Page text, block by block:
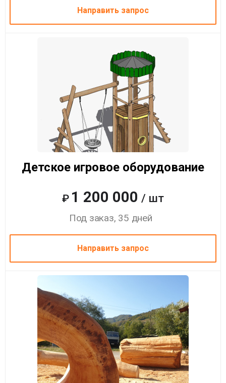
Направить запрос
Детское игровое оборудование
₽ 1 200 000 / шт
Под заказ, 35 дней
Направить запрос